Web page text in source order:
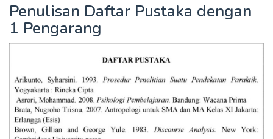
Penulisan Daftar Pustaka dengan
1 Pengarang